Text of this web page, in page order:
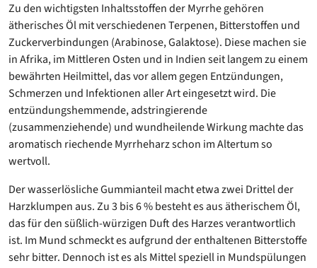
Zu den wichtigsten Inhaltsstoffen der Myrrhe gehören
ätherisches Öl mit verschiedenen Terpenen, Bitterstoffen und
Zuckerverbindungen (Arabinose, Galaktose). Diese machen sie
in Afrika, im Mittleren Osten und in Indien seit langem zu einem
bewährten Heilmittel, das vor allem gegen Entzündungen,
Schmerzen und Infektionen aller Art eingesetzt wird. Die
entzündungshemmende, adstringierende
(zusammenziehende) und wundheilende Wirkung machte das
aromatisch riechende Myrrheharz schon im Altertum so
wertvoll.
Der wasserlösliche Gummianteil macht etwa zwei Drittel der
Harzklumpen aus. Zu 3 bis 6 % besteht es aus ätherischem Öl,
das für den süßlich-würzigen Duft des Harzes verantwortlich
ist. Im Mund schmeckt es aufgrund der enthaltenen Bitterstoffe
sehr bitter. Dennoch ist es als Mittel speziell in Mundspülungen